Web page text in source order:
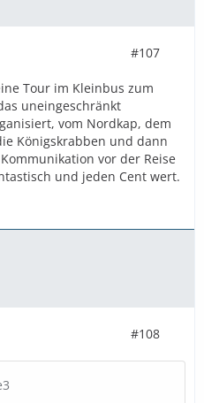
#107
Tour im Kleinbus zum
uneingeschränkt
vom Nordkap, dem
Königskrabben und dann
vor der Reise
und jeden Cent wert.
#108